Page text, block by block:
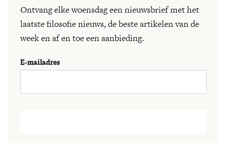
Ontvang elke woensdag een nieuwsbrief met het
laatste filosofie nieuws, de beste artikelen van de
week en af en toe een aanbieding.
E-mailadres